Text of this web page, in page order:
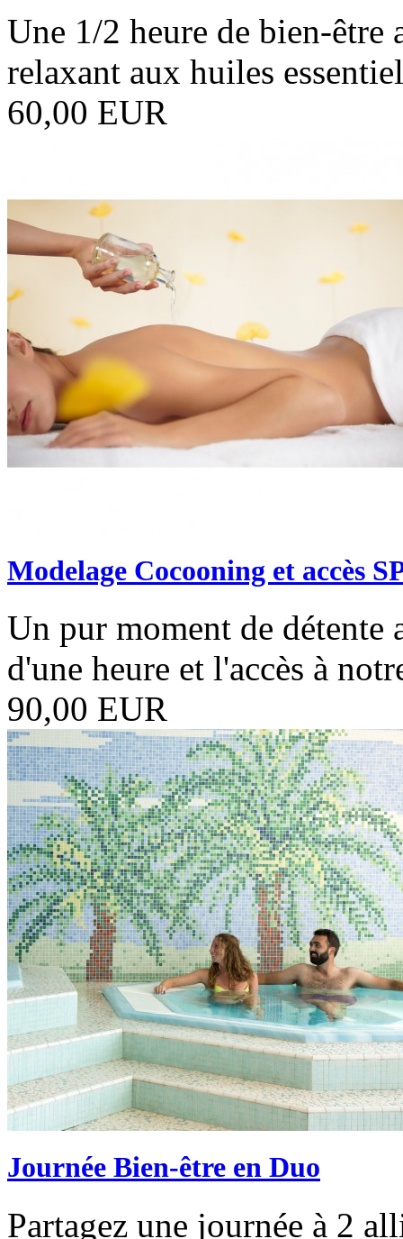
Une 1/2 heure de bien-être
relaxant aux huiles
60,00 EUR
Modelage Cocooning et accès
Un pur moment de
d'une heure et l'accès à
90,00 EUR
Journée Bien-être en Duo
Partagez une journée à 2